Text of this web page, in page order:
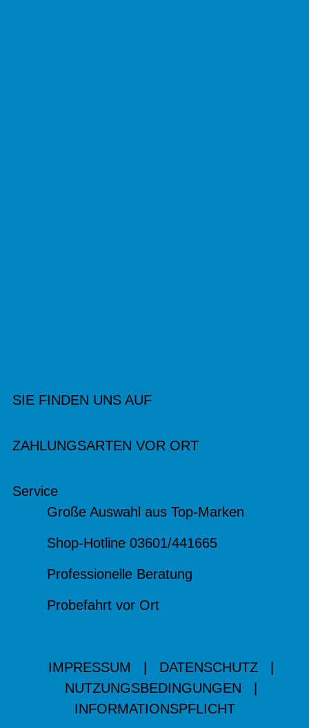
SIE FINDEN UNS AUF
ZAHLUNGSARTEN VOR ORT
Service
Große Auswahl aus Top-Marken
Shop-Hotline 03601/441665
Professionelle Beratung
Probefahrt vor Ort
IMPRESSUM DATENSCHUTZ
NUTZUNGSBEDINGUNGEN
INFORMATIONSPFLICHT